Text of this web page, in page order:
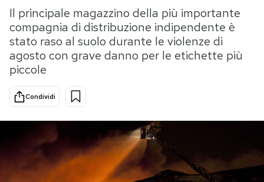
Tecnologia
Internet
Scienza
Cultura
Sport
Storie/Idee
Ok Boomer!
Media
Europa
PODCAST
Il principale magazzino della più importante
compagnia di distribuzione indipendente è
stato raso al suolo durante le violenze di
agosto con grave danno per le etichette più
piccole
Condividi